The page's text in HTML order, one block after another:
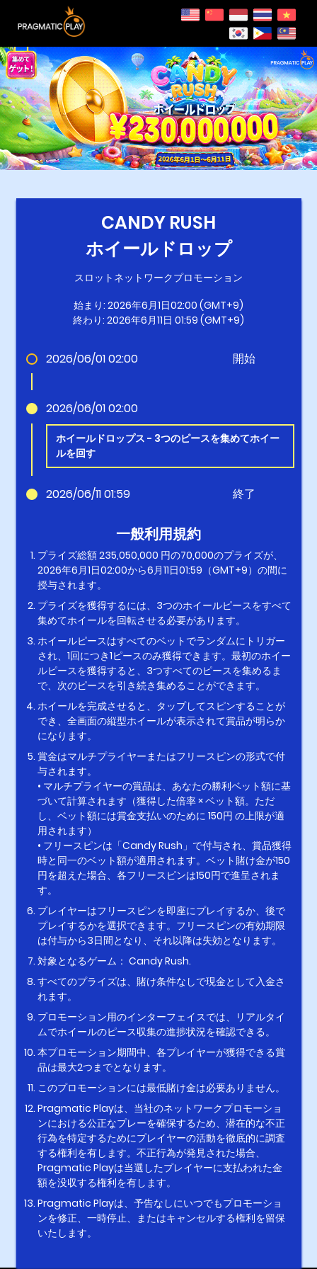
CANDY RUSH
ホイールドロップ
スロットネットワークプロモーション
始まり: 2026年6月1日02:00 (GMT+9)
終わり: 2026年6月11日 01:59 (GMT+9)
2026/06/01 02:00 開始
2026/06/01 02:00
ホイールドロップス - 3つのピースを集めてホイー
ルを回す
2026/06/11 01:59 終了
一般利用規約
プライズ総額 235,050,000 円の70,000のプライズが、
2026年6月1日02:00から6月11日01:59（GMT+9）の間に
授与されます。
プライズを獲得するには、3つのホイールピースをすべて
集めてホイールを回転させる必要があります。
ホイールピースはすべてのベットでランダムにトリガー
され、1回につき1ピースのみ獲得できます。最初のホイー
ルピースを獲得すると、3つすべてのピースを集めるま
で、次のピースを引き続き集めることができます。
ホイールを完成させると、タップしてスピンすることが
でき、全画面の縦型ホイールが表示されて賞品が明らか
になります。
賞金はマルチプライヤーまたはフリースピンの形式で付
与されます。
• マルチプライヤーの賞品は、あなたの勝利ベット額に基
づいて計算されます（獲得した倍率 × ベット額。ただ
し、ベット額には賞金支払いのために 150円 の上限が適
用されます）
• フリースピンは「Candy Rush」で付与され、賞品獲得
時と同一のベット額が適用されます。ベット賭け金が150
円を超えた場合、各フリースピンは150円で進呈されま
す。
プレイヤーはフリースピンを即座にプレイするか、後で
プレイするかを選択できます。フリースピンの有効期限
は付与から3日間となり、それ以降は失効となります。
対象となるゲーム： Candy Rush.
すべてのプライズは、賭け条件なしで現金として入金さ
れます。
プロモーション用のインターフェイスでは、リアルタイ
ムでホイールのピース収集の進捗状況を確認できる。
本プロモーション期間中、各プレイヤーが獲得できる賞
品は最大2つまでとなります。
このプロモーションには最低賭け金は必要ありません。
Pragmatic Playは、当社のネットワークプロモーショ
ンにおける公正なプレーを確保するため、潜在的な不正
行為を特定するためにプレイヤーの活動を徹底的に調査
する権利を有します。不正行為が発見された場合、
Pragmatic Playは当選したプレイヤーに支払われた金
額を没収する権利を有します。
Pragmatic Playは、予告なしにいつでもプロモーショ
ンを修正、一時停止、またはキャンセルする権利を留保
いたします。